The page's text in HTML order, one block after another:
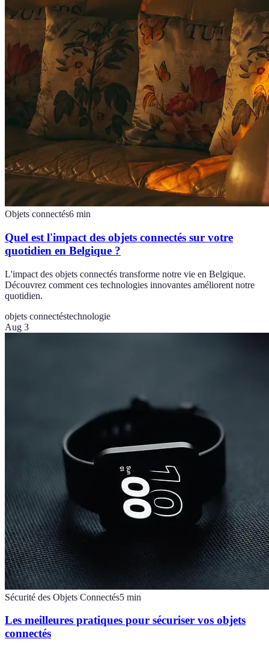
Objets connectés6 min
Quel est l'impact des objets connectés sur votre
quotidien en Belgique ?
L'impact des objets connectés transforme notre vie en Belgique.
Découvrez comment ces technologies innovantes améliorent notre
quotidien.
objets connectéstechnologie
Aug 3
Sécurité des Objets Connectés5 min
Les meilleures pratiques pour sécuriser vos objets
connectés